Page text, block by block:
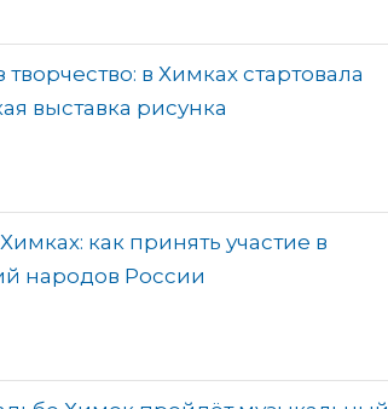
в Химках стартовала
выставка рисунка
как принять участие в
народов России